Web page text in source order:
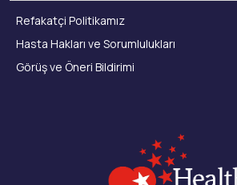
Refakatçi Politikamız
Hasta Hakları ve Sorumlulukları
Görüş ve Öneri Bildirimi